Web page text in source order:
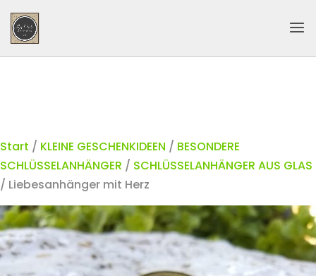
Start / KLEINE GESCHENKIDEEN / BESONDERE
SCHLÜSSELANHÄNGER / SCHLÜSSELANHÄNGER AUS GLAS
/ Liebesanhänger mit Herz